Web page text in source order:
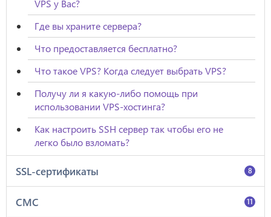
VPS у Вас?
Где вы храните сервера?
Что предоставляется бесплатно?
Что такое VPS? Когда следует выбрать VPS?
Получу ли я какую-либо помощь при
использовании VPS-хостинга?
Как настроить SSH сервер так чтобы его не
легко было взломать?
SSL-сертификаты 8
СМС 11